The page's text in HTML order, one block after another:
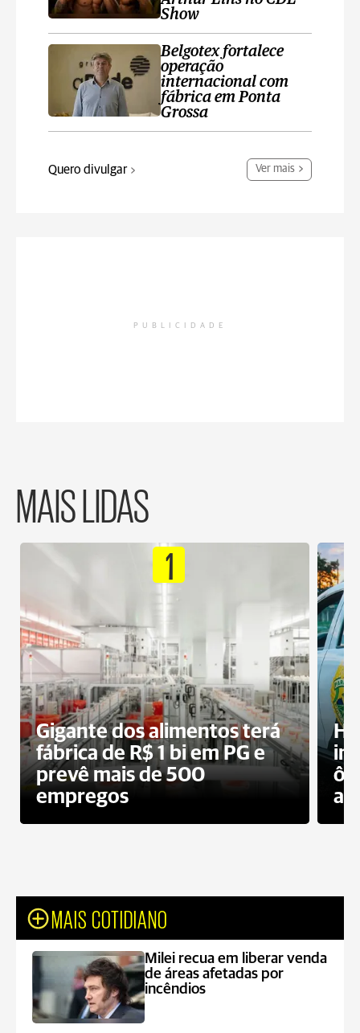
Show
Belgotex fortalece
operação
internacional com
fábrica em Ponta
Grossa
Quero divulgar Ver mais
PUBLICIDADE
MAIS LIDAS
1
Gigante dos alimentos terá
fábrica de R$ 1 bi em PG e
prevê mais de 500
empregos
MAIS COTIDIANO
Milei recua em liberar venda
de áreas afetadas por
incêndios